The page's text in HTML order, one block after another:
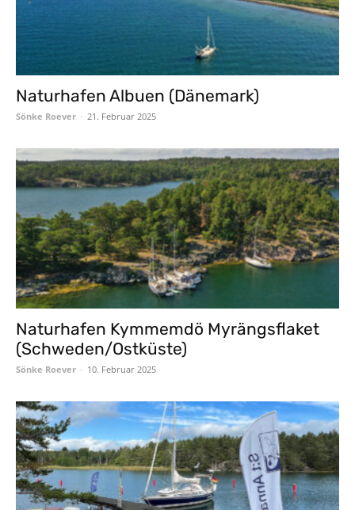
Naturhafen Albuen (Dänemark)
Sönke Roever - 21. Februar 2025
Naturhafen Kymmemdö Myrängsflaket
(Schweden/Ostküste)
Sönke Roever - 10. Februar 2025